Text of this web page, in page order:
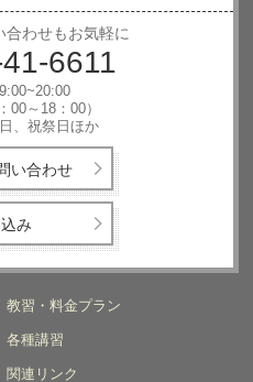
西日本自動
車学校
合わせもお気軽に
6611
00～18：00）
、祝祭日ほか
い合わせ
み
教習・料金プラン
各種講習
関連リンク